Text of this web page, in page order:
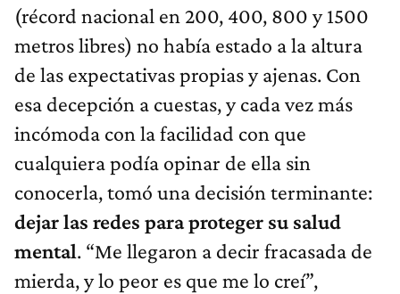
(récord nacional en 200, 400, 800 y 1500
metros libres) no había estado a la altura
de las expectativas propias y ajenas. Con
esa decepción a cuestas, y cada vez más
incómoda con la facilidad con que
cualquiera podía opinar de ella sin
conocerla, tomó una decisión terminante:
dejar las redes para proteger su salud
mental. “Me llegaron a decir fracasada de
mierda, y lo peor es que me lo creí”,